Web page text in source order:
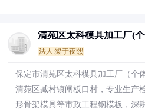
清苑区太科模具加工厂(
法人:梁于夜熙
保定市清苑区太科模具加工厂（个
清苑区臧村镇闸板口村，专业生产
形骨架模具等市政工程钢模板，深